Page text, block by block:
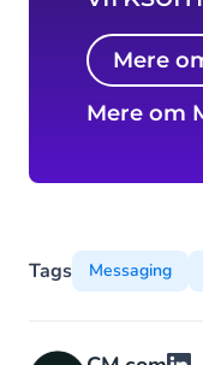
Mere
Mere om
Tags Messaging